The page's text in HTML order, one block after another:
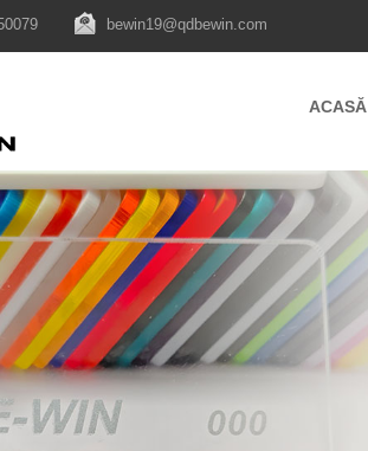
bewin19@qdbewin.com
ACASĂ